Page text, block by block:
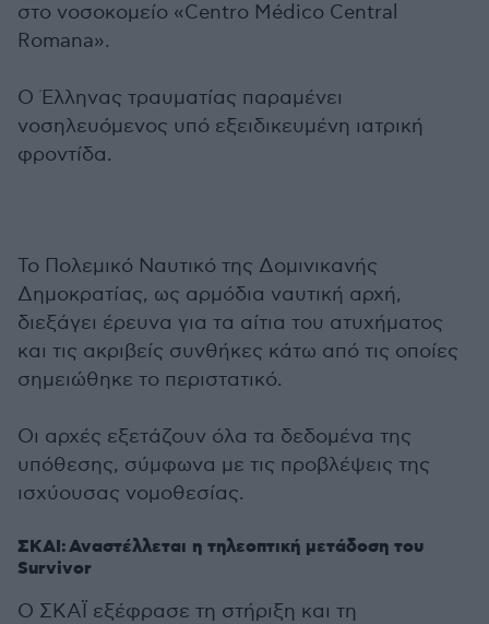
στο νοσοκομείο «Centro Médico Central
Romana».
Ο Έλληνας τραυματίας παραμένει
νοσηλευόμενος υπό εξειδικευμένη ιατρική
φροντίδα.
Το Πολεμικό Ναυτικό της Δομινικανής
Δημοκρατίας, ως αρμόδια ναυτική αρχή,
διεξάγει έρευνα για τα αίτια του ατυχήματος
και τις ακριβείς συνθήκες κάτω από τις οποίες
σημειώθηκε το περιστατικό.
Οι αρχές εξετάζουν όλα τα δεδομένα της
υπόθεσης, σύμφωνα με τις προβλέψεις της
ισχύουσας νομοθεσίας.
ΣΚΑΙ: Αναστέλλεται η τηλεοπτική μετάδοση του
Survivor
Ο ΣΚΑΪ εξέφρασε τη στήριξη και τη